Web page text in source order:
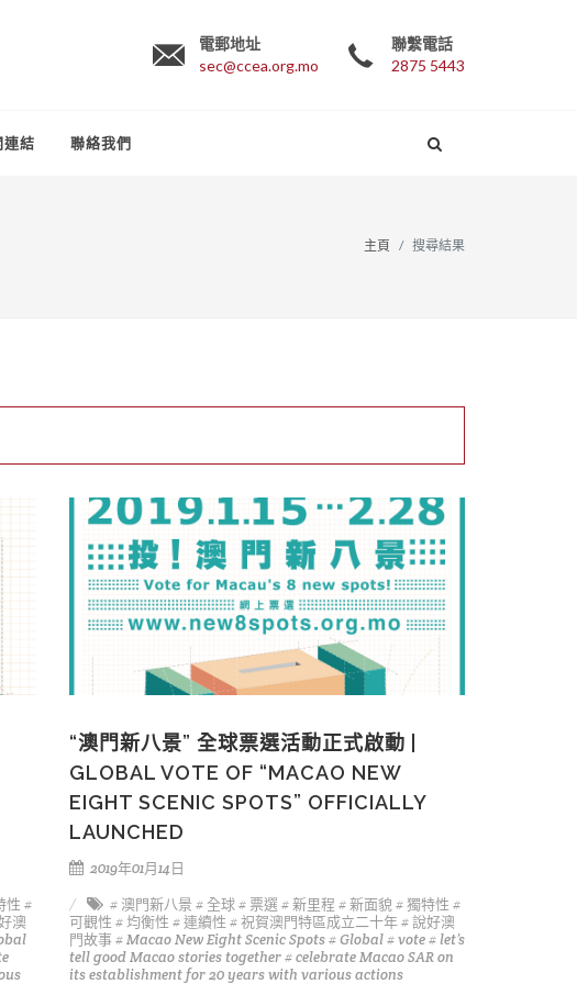
電郵地址
sec@ccea.org.mo
聯繫電話
2875 5443
連結 聯絡我們
主頁 搜尋結果
性 #
澳
“澳門新八景” 全球票選活動正式啟動 |
GLOBAL VOTE OF “MACAO NEW
EIGHT SCENIC SPOTS” OFFICIALLY
LAUNCHED
2019年01月14日
# 澳門新八景 # 全球# 票選# 新里程 # 新面貌# 獨特性 #
可觀性 # 均衡性 # 連續性 # 祝賀澳門特區成立二十年# 說好澳
門故事# Macao New Eight Scenic Spots# Global# vote# let’s
tell good Macao stories together# celebrate Macao SAR on
its establishment for 20 years with various actions